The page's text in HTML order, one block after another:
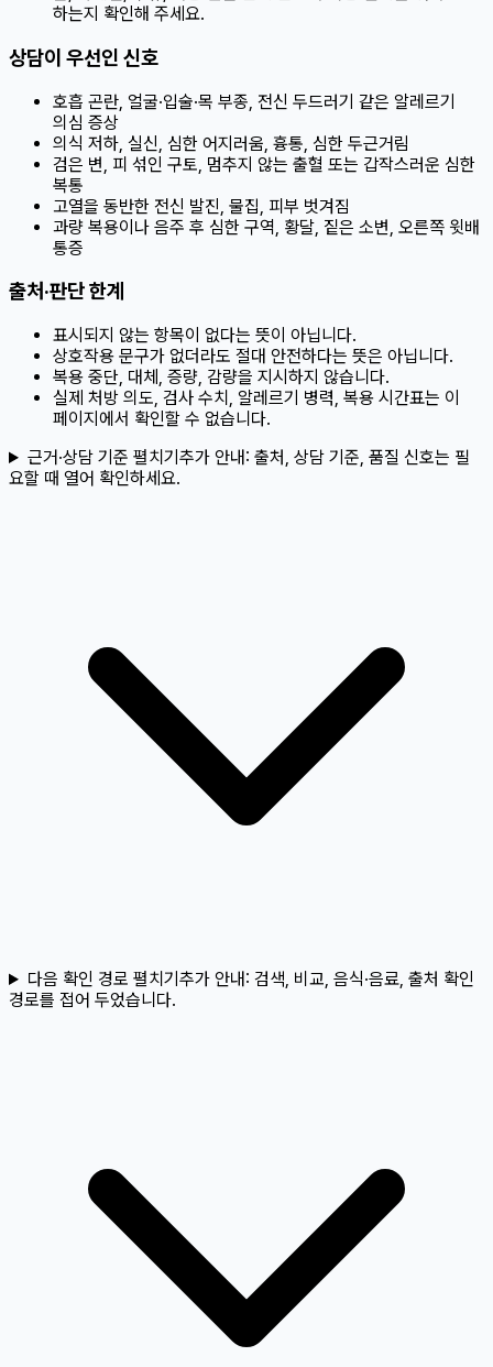
하는지 확인해 주세요.
상담이 우선인 신호
호흡 곤란, 얼굴·입술·목 부종, 전신 두드러기 같은 알레르기
의심 증상
의식 저하, 실신, 심한 어지러움, 흉통, 심한 두근거림
검은 변, 피 섞인 구토, 멈추지 않는 출혈 또는 갑작스러운 심한
복통
고열을 동반한 전신 발진, 물집, 피부 벗겨짐
과량 복용이나 음주 후 심한 구역, 황달, 짙은 소변, 오른쪽 윗배
통증
출처·판단 한계
표시되지 않는 항목이 없다는 뜻이 아닙니다.
상호작용 문구가 없더라도 절대 안전하다는 뜻은 아닙니다.
복용 중단, 대체, 증량, 감량을 지시하지 않습니다.
실제 처방 의도, 검사 수치, 알레르기 병력, 복용 시간표는 이
페이지에서 확인할 수 없습니다.
근거·상담 기준 펼치기추가 안내: 출처, 상담 기준, 품질 신호는 필
요할 때 열어 확인하세요.
다음 확인 경로 펼치기추가 안내: 검색, 비교, 음식·음료, 출처 확인
경로를 접어 두었습니다.